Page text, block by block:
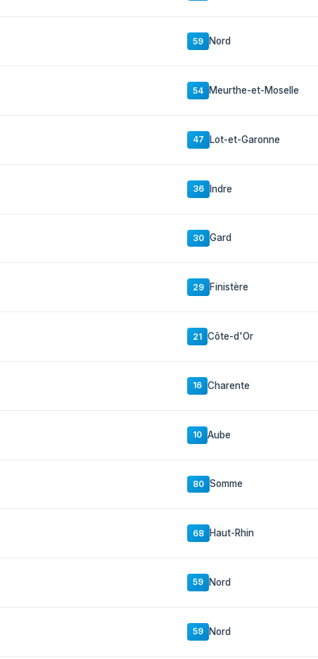
59 Nord
54 Meurthe-et-Moselle
47 Lot-et-Garonne
36 Indre
30 Gard
29 Finistère
21 Côte-d'Or
16 Charente
10 Aube
80 Somme
68 Haut-Rhin
59 Nord
59 Nord